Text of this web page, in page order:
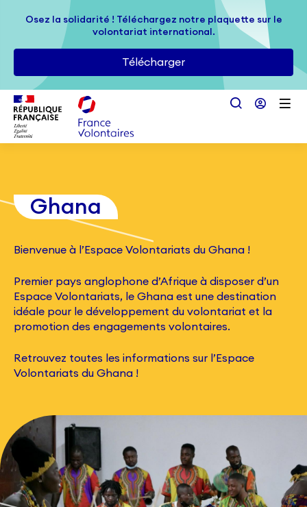
Passer au contenu principal
Osez la solidarité ! Téléchargez notre plaquette sur le
volontariat international.
Télécharger
Osez la solidarité ! Téléchargez notre plaquette sur le
volontariat international.
Télécharger
Ghana
Bienvenue à l’Espace Volontariats du Ghana !
Premier pays anglophone d’Afrique à disposer d’un
Espace Volontariats, le Ghana est une destination
idéale pour le développement du volontariat et la
promotion des engagements volontaires.
Retrouvez toutes les informations sur l’Espace
Volontariats du Ghana !